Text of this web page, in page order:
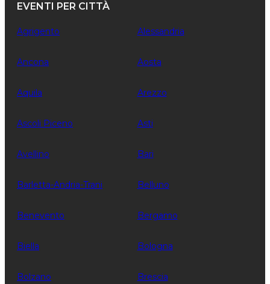
EVENTI PER CITTÀ
Agrigento Alessandria
Ancona Aosta
Aquila Arezzo
Ascoli Piceno Asti
Avellino Bari
Barletta-Andria-Trani Belluno
Benevento Bergamo
Biella Bologna
Bolzano Brescia